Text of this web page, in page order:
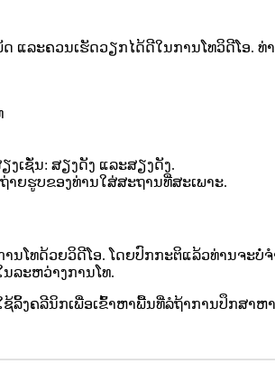
ດ ແລະຄວນເຮດວຽກໄດດໃນການໂທວດໂອ. ທາ
ຽງເຊນ: ສຽງດງ ແລະສຽງດງ.
ຖາຍຮບຂອງທານໃສສະຖານທສະເພາະ.
ານໂທດວຍວດໂອ. ໂດຍປກກະຕແລວທານຈະບ
ນລະຫວາງການໂທ.
ຊລງຄລນກເພອເຂາຫາພນທລຖາການປກສາຫາ